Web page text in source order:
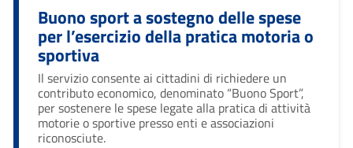
Buono sport a sostegno delle spese
per l’esercizio della pratica motoria o
sportiva
Il servizio consente ai cittadini di richiedere un
contributo economico, denominato “Buono Sport”,
per sostenere le spese legate alla pratica di attività
motorie o sportive presso enti e associazioni
riconosciute.